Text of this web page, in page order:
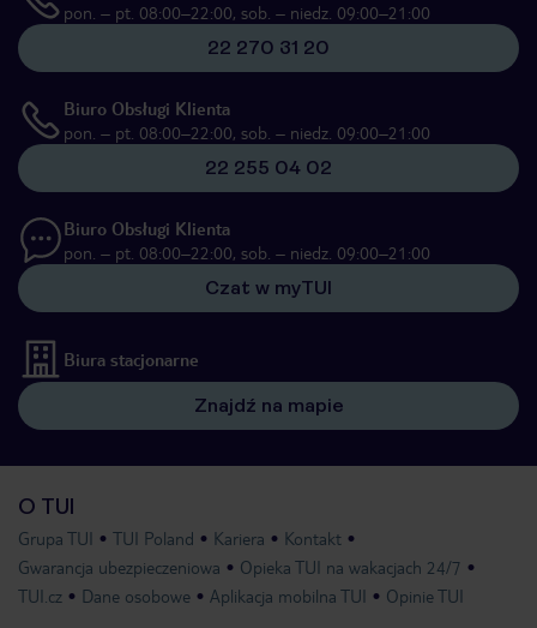
pon. – pt. 08:00–22:00, sob. – niedz. 09:00–21:00
22 270 31 20
Biuro Obsługi Klienta
pon. – pt. 08:00–22:00, sob. – niedz. 09:00–21:00
22 255 04 02
Biuro Obsługi Klienta
pon. – pt. 08:00–22:00, sob. – niedz. 09:00–21:00
Czat w myTUI
Biura stacjonarne
Znajdź na mapie
O TUI
Grupa TUI TUI Poland Kariera
Kontakt
Gwarancja ubezpieczeniowa
Opieka TUI na wakacjach 24/7
TUI.cz
Dane osobowe Aplikacja mobilna TUI Opinie TUI